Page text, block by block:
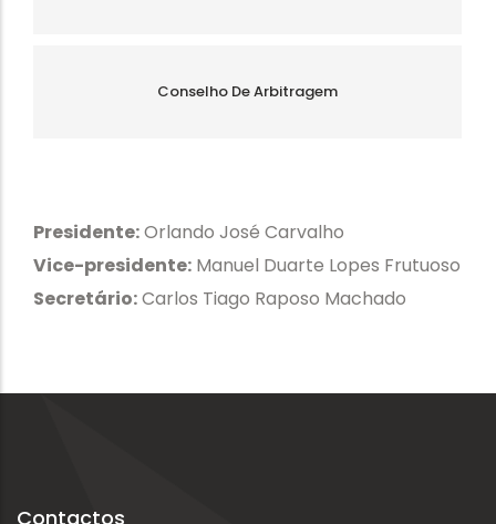
Conselho De Arbitragem
Presidente:Orlando José Carvalho
Vice-presidente: Manuel Duarte Lopes Frutuoso
Secretário:Carlos Tiago Raposo Machado
Contactos